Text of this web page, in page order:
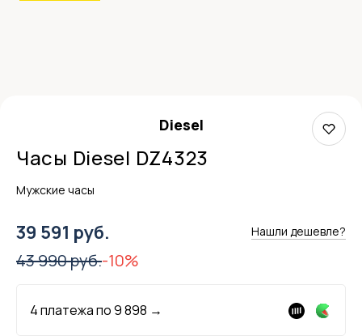
Diesel
Часы Diesel DZ4323
Мужские часы
39 591 руб. Нашли дешевле?
43 990 руб.-10%
4 платежа по9 898 →